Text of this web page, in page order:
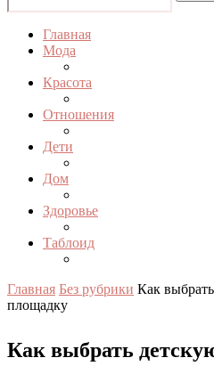
Главная
Мода
Красота
Отношения
Дети
Дом
Здоровье
Таблоид
Главная Без рубрики Как
площадку
Как выбрать